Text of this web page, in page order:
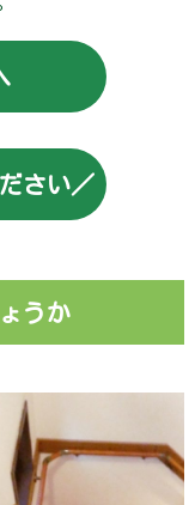
さい／
うか